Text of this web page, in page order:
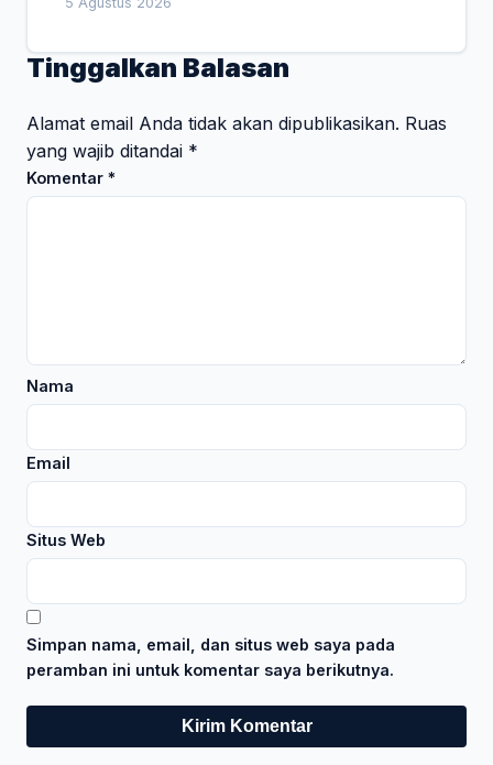
Tinggalkan Balasan
Alamat email Anda tidak akan dipublikasikan. Ruas
yang wajib ditandai *
Komentar *
Nama
Email
Situs Web
Simpan nama, email, dan situs web saya pada
peramban ini untuk komentar saya berikutnya.